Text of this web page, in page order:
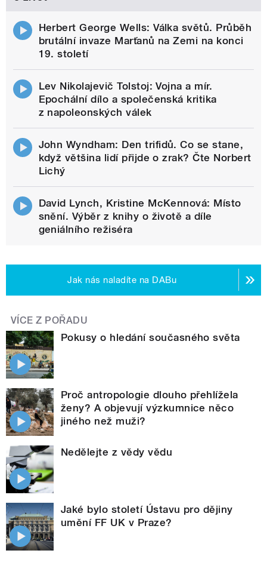
Herbert George Wells: Válka světů. Průběh
brutální invaze Marťanů na Zemi na konci
19. století
Lev Nikolajevič Tolstoj: Vojna a mír.
Epochální dílo a společenská kritika
z napoleonských válek
John Wyndham: Den trifidů. Co se stane,
když většina lidí přijde o zrak? Čte Norbert
Lichý
David Lynch, Kristine McKennová: Místo
snění. Výběr z knihy o životě a díle
geniálního režiséra
Jak nás naladíte na DABu
VÍCE Z POŘADU
Pokusy o hledání současného světa
Proč antropologie dlouho přehlížela
ženy? A objevují výzkumnice něco
jiného než muži?
Nedělejte z vědy vědu
Jaké bylo století Ústavu pro dějiny
umění FF UK v Praze?